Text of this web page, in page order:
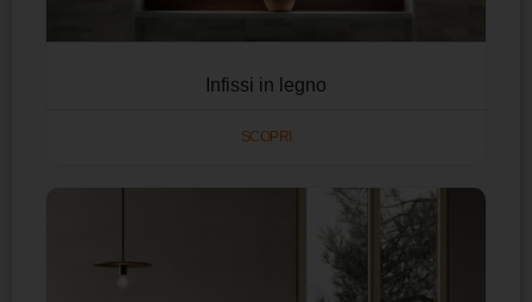
Infissi in legno
SCOPRI